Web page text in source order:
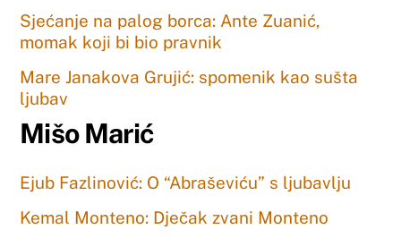
Sjećanje na palog borca: Ante Zuanić,
momak koji bi bio pravnik
Mare Janakova Grujić: spomenik kao sušta
ljubav
Mišo Marić
Ejub Fazlinović: O “Abraševiću” s ljubavlju
Kemal Monteno: Dječak zvani Monteno